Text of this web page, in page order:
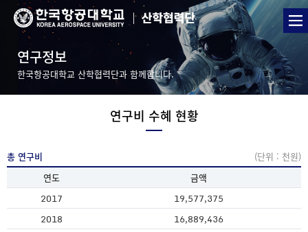
연구정보
한국항공대학교 산학협력단과 함께합니다.
연구비 수혜 현황
총 연구비
(단위 : 천원)
연도
금액
2017
19,577,375
2018
16,889,436